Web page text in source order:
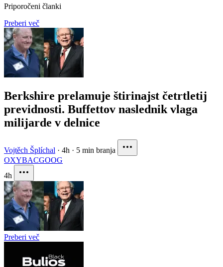
Priporočeni članki
Preberi več
Berkshire prelamuje štirinajst četrtletij
previdnosti. Buffettov naslednik vlaga
milijarde v delnice
Vojtěch Šplíchal · 4h · 5 min branja
OXYBACGOOG
4h
Preberi več